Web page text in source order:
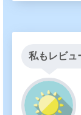
私もレビュ